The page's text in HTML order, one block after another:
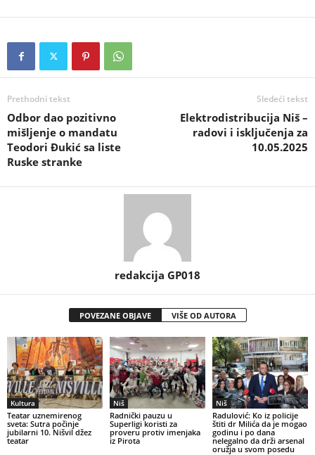
Prethodni tekst
Odbor dao pozitivno
mišljenje o mandatu
Teodori Đukić sa liste
Ruske stranke
Sledeći tekst
Elektrodistribucija Niš –
radovi i isključenja za
10.05.2025
redakcija GP018
POVEZANE OBJAVE VIŠE OD AUTORA
Kultura
Teatar uznemirenog
sveta: Sutra počinje
jubilarni 10. Nišvil džez
teatar
Niš
Radnički pauzu u
Superligi koristi za
proveru protiv imenjaka
iz Pirota
Niš
Radulović: Ko iz policije
štiti dr Milića da je mogao
godinu i po dana
nelegalno da drži arsenal
oružja u svom posedu